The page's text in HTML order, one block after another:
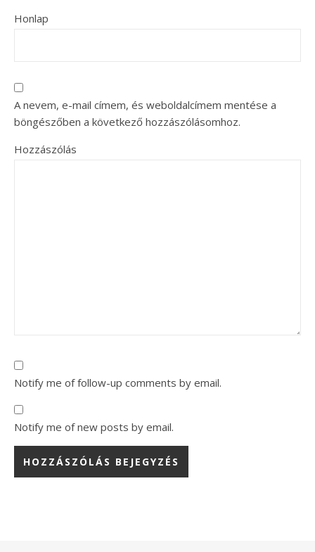
Honlap
A nevem, e-mail címem, és weboldalcímem mentése a
böngészőben a következő hozzászólásomhoz.
Hozzászólás
Notify me of follow-up comments by email.
Notify me of new posts by email.